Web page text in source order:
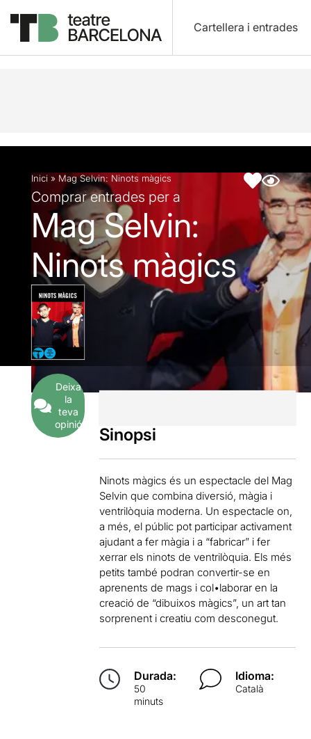
Cartellera i entrades
Descripció Fitxa artística
Inici » Mag Selvin: Ninots màgics
Comprar entrades per a
Mag Selvin:
Ninots màgics
Deixa
la
teva
opinió
Sinopsi
Ninots màgics és un espectacle del Mag
Selvin que combina diversió, màgia i
ventrilòquia moderna. Un espectacle on,
a més, el públic pot participar activament
ajudant a fer màgia i a “fabricar” i fer
xerrar els ninots de ventrilòquia. Els més
petits també podran convertir-se en
aprenents de mags i col•laborar en la
creació de “dibuixos màgics”, un art tan
sorprenent i creatiu com desconegut.
Durada:
50
minuts
Idioma:
Català